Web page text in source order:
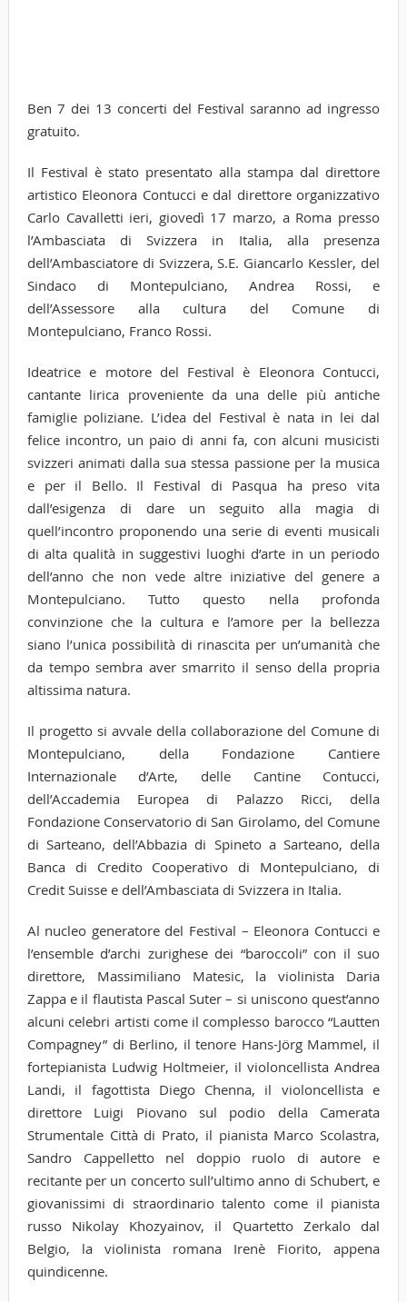
Ben 7 dei 13 concerti del Festival saranno ad ingresso
gratuito.
Il Festival è stato presentato alla stampa dal direttore
artistico Eleonora Contucci e dal direttore organizzativo
Carlo Cavalletti ieri, giovedì 17 marzo, a Roma presso
l’Ambasciata di Svizzera in Italia, alla presenza
dell’Ambasciatore di Svizzera, S.E. Giancarlo Kessler, del
Sindaco di Montepulciano, Andrea Rossi, e
dell’Assessore alla cultura del Comune di
Montepulciano, Franco Rossi.
Ideatrice e motore del Festival è Eleonora Contucci,
cantante lirica proveniente da una delle più antiche
famiglie poliziane. L’idea del Festival è nata in lei dal
felice incontro, un paio di anni fa, con alcuni musicisti
svizzeri animati dalla sua stessa passione per la musica
e per il Bello. Il Festival di Pasqua ha preso vita
dall’esigenza di dare un seguito alla magia di
quell’incontro proponendo una serie di eventi musicali
di alta qualità in suggestivi luoghi d’arte in un periodo
dell’anno che non vede altre iniziative del genere a
Montepulciano. Tutto questo nella profonda
convinzione che la cultura e l’amore per la bellezza
siano l’unica possibilità di rinascita per un’umanità che
da tempo sembra aver smarrito il senso della propria
altissima natura.
Il progetto si avvale della collaborazione del Comune di
Montepulciano, della Fondazione Cantiere
Internazionale d’Arte, delle Cantine Contucci,
dell’Accademia Europea di Palazzo Ricci, della
Fondazione Conservatorio di San Girolamo, del Comune
di Sarteano, dell’Abbazia di Spineto a Sarteano, della
Banca di Credito Cooperativo di Montepulciano, di
Credit Suisse e dell’Ambasciata di Svizzera in Italia.
Al nucleo generatore del Festival – Eleonora Contucci e
l’ensemble d’archi zurighese dei “baroccoli” con il suo
direttore, Massimiliano Matesic, la violinista Daria
Zappa e il flautista Pascal Suter – si uniscono quest’anno
alcuni celebri artisti come il complesso barocco “Lautten
Compagney” di Berlino, il tenore Hans-Jörg Mammel, il
fortepianista Ludwig Holtmeier, il violoncellista Andrea
Landi, il fagottista Diego Chenna, il violoncellista e
direttore Luigi Piovano sul podio della Camerata
Strumentale Città di Prato, il pianista Marco Scolastra,
Sandro Cappelletto nel doppio ruolo di autore e
recitante per un concerto sull’ultimo anno di Schubert, e
giovanissimi di straordinario talento come il pianista
russo Nikolay Khozyainov, il Quartetto Zerkalo dal
Belgio, la violinista romana Irenè Fiorito, appena
quindicenne.